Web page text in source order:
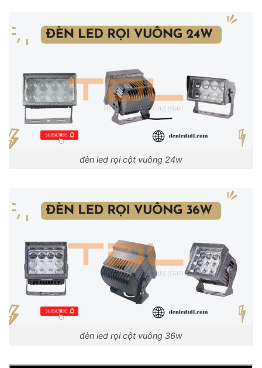
đèn led rọi cột vuông 24w
đèn led rọi cột vuông 36w